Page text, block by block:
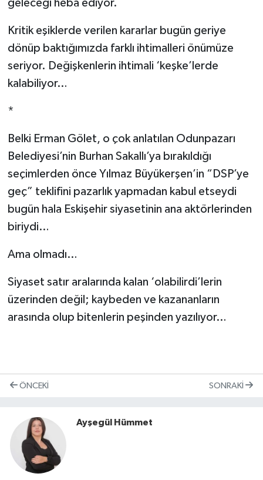
geleceği heba ediyor.
Kritik eşiklerde verilen kararlar bugün geriye
dönüp baktığımızda farklı ihtimalleri önümüze
seriyor. Değişkenlerin ihtimali ‘keşke’lerde
kalabiliyor…
*
Belki Erman Gölet, o çok anlatılan Odunpazarı
Belediyesi’nin Burhan Sakallı’ya bırakıldığı
seçimlerden önce Yılmaz Büyükerşen’in “DSP’ye
geç” teklifini pazarlık yapmadan kabul etseydi
bugün hala Eskişehir siyasetinin ana aktörlerinden
biriydi…
Ama olmadı…
Siyaset satır aralarında kalan ‘olabilirdi’lerin
üzerinden değil; kaybeden ve kazananların
arasında olup bitenlerin peşinden yazılıyor…
ÖNCEKI SONRAKI
Ayşegül Hümmet